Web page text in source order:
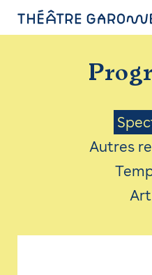
PROGRAMME
INFOS
AVEC LES
ACCESSIBILITÉ
LES
Autres